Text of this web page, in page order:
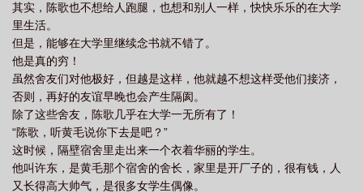
其实，陈歌也不想给人跑腿，也想和别人一样，快快乐乐的在大学
里生活。
但是，能够在大学里继续念书就不错了。
他是真的穷！
虽然舍友们对他极好，但越是这样，他就越不想这样受他们接济，
否则，再好的友谊早晚也会产生隔阂。
除了这些舍友，陈歌几乎在大学一无所有了！
“陈歌，听黄毛说你下去是吧？”
这时候，隔壁宿舍里走出来一个衣着华丽的学生。
他叫许东，是黄毛那个宿舍的舍长，家里是开厂子的，很有钱，人
又长得高大帅气，是很多女学生偶像。